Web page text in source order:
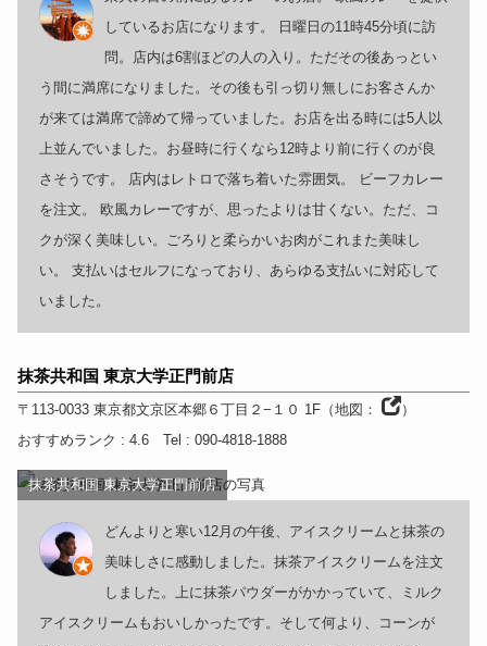
しているお店になります。 日曜日の11時45分頃に訪
問。店内は6割ほどの人の入り。ただその後あっとい
う間に満席になりました。その後も引っ切り無しにお客さんか
が来ては満席で諦めて帰っていました。お店を出る時には5人以
上並んでいました。お昼時に行くなら12時より前に行くのが良
さそうです。 店内はレトロで落ち着いた雰囲気。 ビーフカレー
を注文。 欧風カレーですが、思ったよりは甘くない。ただ、コ
クが深く美味しい。ごろりと柔らかいお肉がこれまた美味し
い。 支払いはセルフになっており、あらゆる支払いに対応して
いました。
抹茶共和国 東京大学正門前店
〒113-0033 東京都文京区本郷６丁目２−１０ 1F（地図：
）
おすすめランク : 4.6 Tel : 090-4818-1888
抹茶共和国 東京大学正門前店
どんよりと寒い12月の午後、アイスクリームと抹茶の
美味しさに感動しました。抹茶アイスクリームを注文
しました。上に抹茶パウダーがかかっていて、ミルク
アイスクリームもおいしかったです。そして何より、コーンが